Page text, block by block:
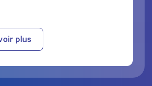
plus